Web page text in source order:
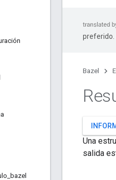
bazel
preferido.
Bazel
Una
salida